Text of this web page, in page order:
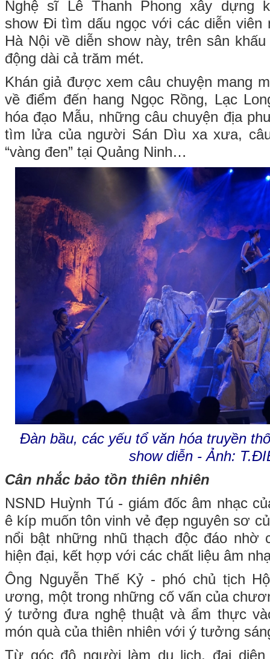
Nghệ sĩ Lê Thanh Phong xây dựng
show Đi tìm dấu ngọc với các diễn viên
Hà Nội về diễn show này, trên sân
động dài cả trăm mét.
Khán giả được xem câu chuyện mang
về điểm đến hang Ngọc Rồng, Lạc
hóa đạo Mẫu, những câu chuyện địa
tìm lửa của người Sán Dìu xa xưa,
“vàng đen” tại Quảng Ninh…
Đàn bầu, các yếu tổ văn hóa truyền
show diễn - Ảnh:
Cân nhắc bảo tồn thiên nhiên
NSND Huỳnh Tú - giám đốc âm nhạc
ê kíp muốn tôn vinh vẻ đẹp nguyên sơ
nổi bật những nhũ thạch độc đáo nhờ
hiện đại, kết hợp với các chất liệu âm
Ông Nguyễn Thế Kỷ - phó chủ tịch
ương, một trong những cố vấn của
ý tưởng đưa nghệ thuật và ẩm thực
món quà của thiên nhiên với ý tưởng
Từ góc độ người làm du lịch, đại diện